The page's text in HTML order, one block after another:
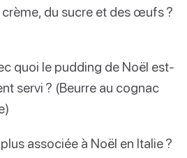
crème, du sucre et des œufs ?
quoi le pudding de Noël est-
servi ? (Beurre au cognac
associée à Noël en Italie ?